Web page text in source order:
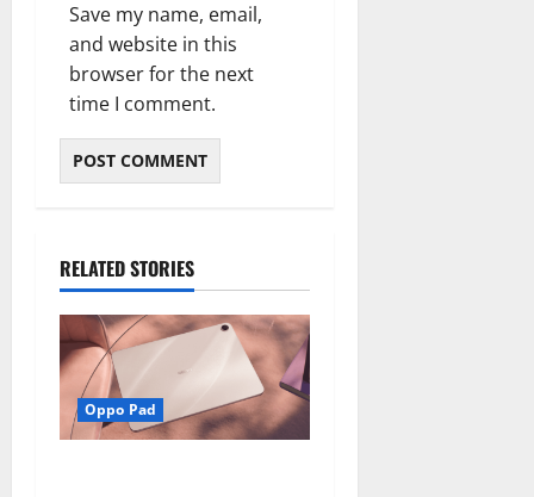
Save my name, email,
and website in this
browser for the next
time I comment.
RELATED STORIES
Oppo Pad